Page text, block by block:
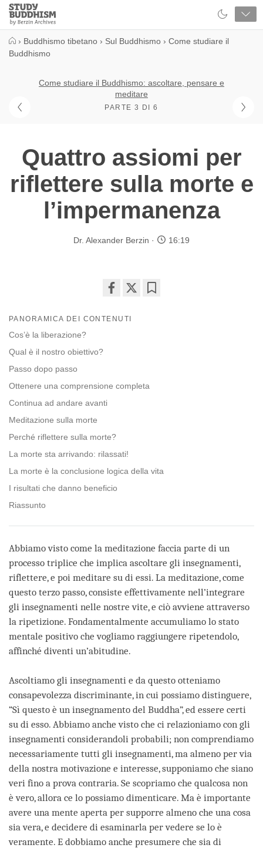
Close
Study
Buddhism
› Buddhismo tibetano › Sul Buddhismo › Come studiare il
Buddhismo
Come studiare il Buddhismo: ascoltare, pensare e
meditare
PARTE 3 DI 6
Quattro assiomi per
riflettere sulla morte e
l’impermanenza
Dr. Alexander Berzin 16:19
on
PANORAMICA DEI CONTENUTI
Cos’è la liberazione?
Qual è il nostro obiettivo?
Passo dopo passo
Ottenere una comprensione completa
Continua ad andare avanti
Meditazione sulla morte
Perché riflettere sulla morte?
La morte sta arrivando: rilassati!
La morte è la conclusione logica della vita
I risultati che danno beneficio
Riassunto
Abbiamo visto come la meditazione faccia parte di un
processo triplice che implica ascoltare gli insegnamenti,
riflettere, e poi meditare su di essi. La meditazione, come
questo terzo passo, consiste effettivamente nell’integrare
gli insegnamenti nelle nostre vite, e ciò avviene attraverso
la ripetizione. Fondamentalmente accumuliamo lo stato
mentale positivo che vogliamo raggiungere ripetendolo,
affinché diventi un’abitudine.
Ascoltiamo gli insegnamenti e da questo otteniamo
consapevolezza discriminante, in cui possiamo distinguere,
“Sì questo è un insegnamento del Buddha”, ed essere certi
su di esso. Abbiamo anche visto che ci relazioniamo con gli
insegnamenti considerandoli probabili; non comprendiamo
necessariamente tutti gli insegnamenti, ma almeno per via
della nostra motivazione e interesse, supponiamo che siano
veri fino a prova contraria. Se scopriamo che qualcosa non
è vero, allora ce lo possiamo dimenticare. Ma è importante
avere una mente aperta per supporre almeno che una cosa
sia vera, e decidere di esaminarla per vedere se lo è
veramente. E dobbiamo anche presumere che sia di